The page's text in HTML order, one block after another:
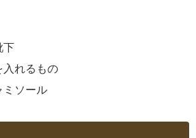
下
入れるもの
ミソール